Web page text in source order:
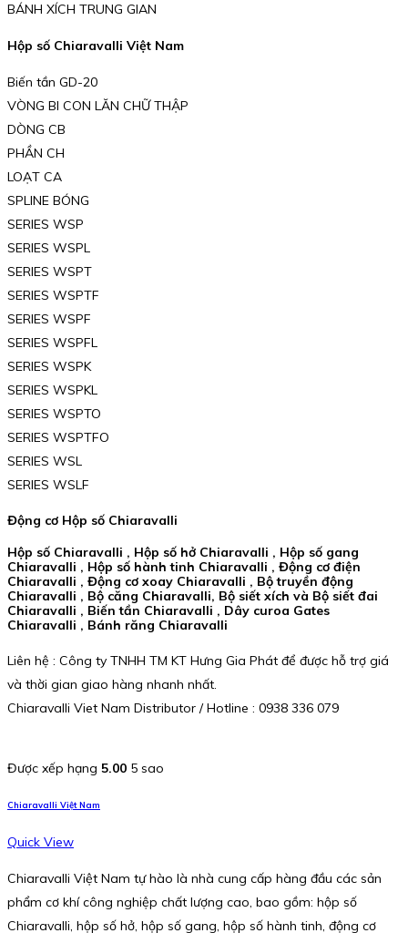
BÁNH XÍCH TRUNG GIAN
Hộp số Chiaravalli Việt Nam
Biến tần GD-20
VÒNG BI CON LĂN CHỮ THẬP
DÒNG CB
PHẦN CH
LOẠT CA
SPLINE BÓNG
SERIES WSP
SERIES WSPL
SERIES WSPT
SERIES WSPTF
SERIES WSPF
SERIES WSPFL
SERIES WSPK
SERIES WSPKL
SERIES WSPTO
SERIES WSPTFO
SERIES WSL
SERIES WSLF
Động cơ Hộp số Chiaravalli
Hộp số Chiaravalli , Hộp số hở Chiaravalli , Hộp số gang
Chiaravalli , Hộp số hành tinh Chiaravalli , Động cơ điện
Chiaravalli , Động cơ xoay Chiaravalli , Bộ truyền động
Chiaravalli , Bộ căng Chiaravalli, Bộ siết xích và Bộ siết đai
Chiaravalli , Biến tần Chiaravalli , Dây curoa Gates
Chiaravalli , Bánh răng Chiaravalli
Liên hệ : Công ty TNHH TM KT Hưng Gia Phát để được hỗ trợ giá
và thời gian giao hàng nhanh nhất.
Chiaravalli Viet Nam Distributor / Hotline : 0938 336 079
Được xếp hạng 5.00 5 sao
Chiaravalli Việt Nam
Quick View
Chiaravalli Việt Nam tự hào là nhà cung cấp hàng đầu các sản
phẩm cơ khí công nghiệp chất lượng cao, bao gồm: hộp số
Chiaravalli, hộp số hở, hộp số gang, hộp số hành tinh, động cơ